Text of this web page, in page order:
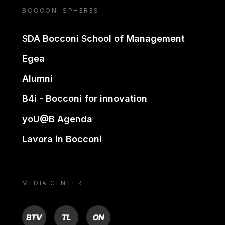
BOCCONI SPHERES
SDA Bocconi School of Management
Egea
Alumni
B4i - Bocconi for innovation
yoU@B Agenda
Lavora in Bocconi
MEDIA CENTER
BTV TL ON